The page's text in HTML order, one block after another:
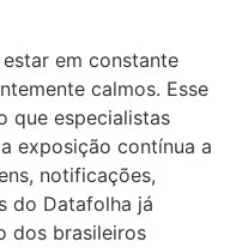
em constante
calmos. Esse
que especialistas
exposição contínua a
notificações,
do Datafolha já
dos brasileiros